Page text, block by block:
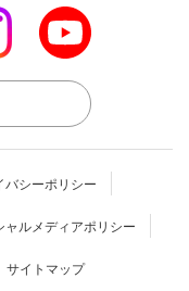
バシーポリシー
ャルメディアポリシー
サイトマップ